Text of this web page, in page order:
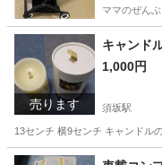
ママのぜんぶ
売ります
キャンド
1,000円
須坂駅
13センチ 横9センチ キャンドル
長野 須坂市 須坂駅